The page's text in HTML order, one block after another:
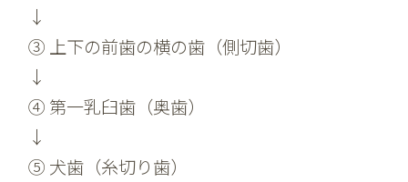
↓
③ 上下の前歯の横の歯（側切歯）
↓
④ 第一乳臼歯（奥歯）
↓
⑤ 犬歯（糸切り歯）